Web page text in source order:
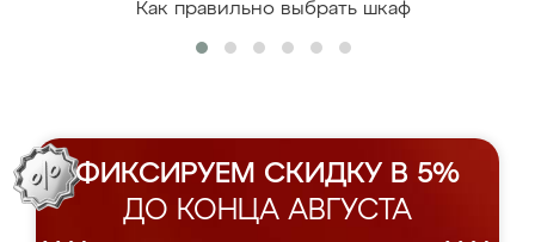
Как правильно выбрать шкаф
ФИКСИРУЕМ СКИДКУ В 5%
ДО КОНЦА АВГУСТА